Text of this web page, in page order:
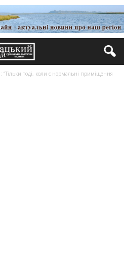
тоді, коли є нормальні приміщення